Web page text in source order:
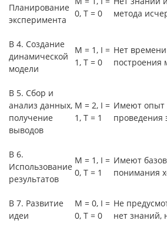
Планирование
эксперимента
0, Т = 0
метода
В 4. Создание
динамической
модели
М = 1, I =
1, Т = 0
Нет
построения
В 5. Сбор и
анализ данных,
получение
выводов
M = 2, I =
1, Т = 1
Имеют опыт
проведения
В 6.
Использование
результатов
М = 1, I =
0, Т = 1
Имеют
понимания
В 7. Развитие
идеи
M = 0, I =
0, Т = 0
Не
нет знаний,